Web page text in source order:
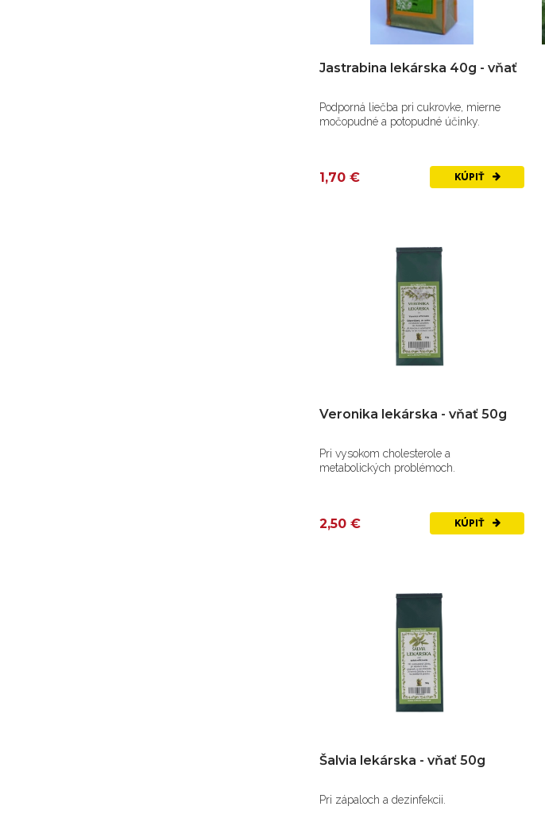
Jastrabina lekárska 40g - vňať
Podporná liečba pri cukrovke, mierne
močopudné a potopudné účinky.
1,70 € KÚPIŤ
Veronika lekárska - vňať 50g
Pri vysokom cholesterole a
metabolických problémoch.
2,50 € KÚPIŤ
Šalvia lekárska - vňať 50g
Pri zápaloch a dezinfekcii.